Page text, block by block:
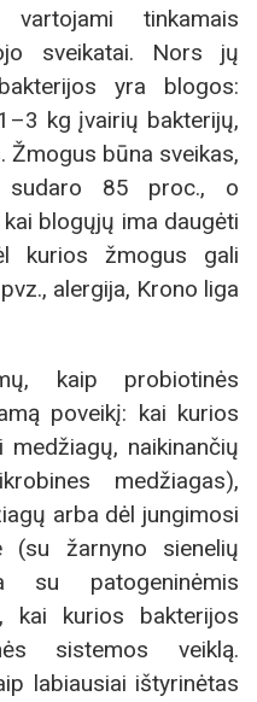
vartojami tinkamais
sveikatai. Nors jų
yra blogos:
kg įvairių bakterijų,
būna sveikas,
sudaro 85 proc., o
blogųjų ima daugėti
kurios žmogus gali
alergija, Krono liga
kaip probiotinės
poveikį: kai kurios
naikinančių
medžiagas),
arba dėl jungimosi
(su žarnyno sienelių
su patogeninėmis
kai kurios bakterijos
sistemos veiklą.
labiausiai ištyrinėtas